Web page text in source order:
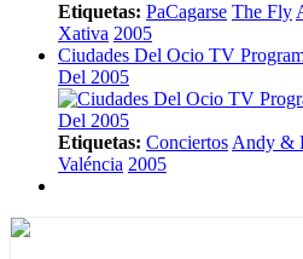
Etiquetas: PaCagarse The Fly
Xativa 2005
Ciudades Del Ocio TV
Del 2005
Etiquetas: ConciertosAndy &
Valéncia 2005